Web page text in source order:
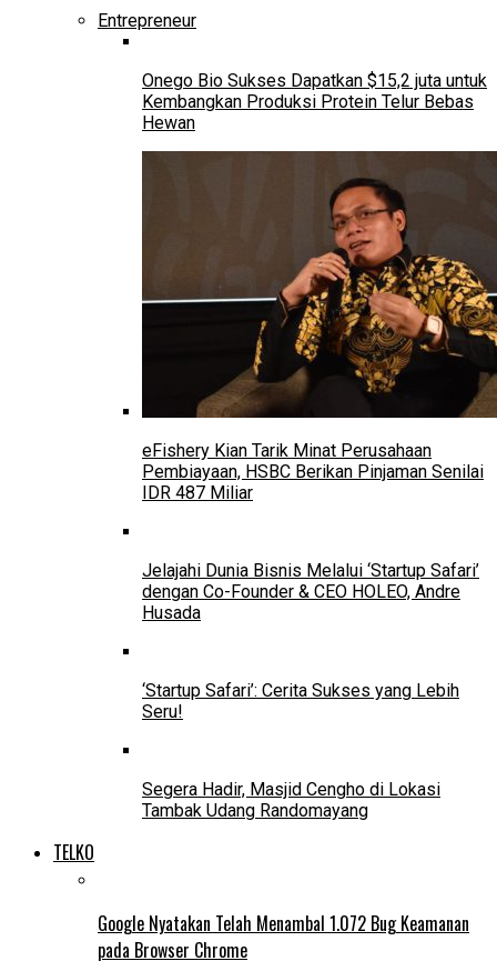
Entrepreneur
Onego Bio Sukses Dapatkan $15,2 juta untuk
Kembangkan Produksi Protein Telur Bebas
Hewan
eFishery Kian Tarik Minat Perusahaan
Pembiayaan, HSBC Berikan Pinjaman Senilai
IDR 487 Miliar
Jelajahi Dunia Bisnis Melalui ‘Startup Safari’
dengan Co-Founder & CEO HOLEO, Andre
Husada
‘Startup Safari’: Cerita Sukses yang Lebih
Seru!
Segera Hadir, Masjid Cengho di Lokasi
Tambak Udang Randomayang
TELKO
Google Nyatakan Telah Menambal 1.072 Bug Keamanan
pada Browser Chrome